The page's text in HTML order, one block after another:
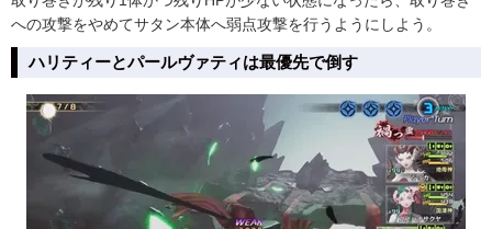
への攻撃をやめてサタン本体へ弱点攻撃を行うようにしよう。
ハリティーとパールヴァティは最優先で倒す